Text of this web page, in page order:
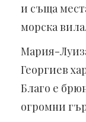
и съща
морска вила.
Мария-
Георгиев
Благо е
огромни